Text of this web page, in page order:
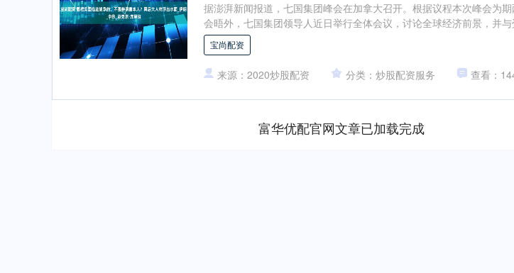
据澎湃新闻报道，七国集团峰会在加拿大召开。根据议程本次峰会为
会晤外，七国集团领导人近日举行全体会议，讨论全球经济前景，并
宝尚配资
来源：2020炒股配资 分类：炒股配资服务 查看：
富华优配官网文章已加载完成